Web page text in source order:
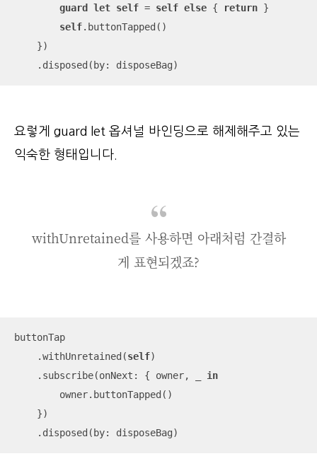
guard
let self = self else { return }
self.buttonTapped()
    })
    .disposed(by: disposeBag)
요렇게 guard let 옵셔널 바인딩으로 해제해주고 있는
익숙한 형태입니다.
withUnretained를 사용하면 아래처럼 간결하
게 표현되겠죠?
buttonTap
    .withUnretained(
self)
    .subscribe(onNext: { owner,
in
        owner.buttonTapped()
    })
    .disposed(by: disposeBag)